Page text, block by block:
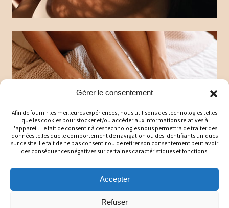
Gérer le consentement
Afin de fournir les meilleures expériences, nous utilisons des technologies telles
que les cookies pour stocker et/ou accéder aux informations relatives à
l'appareil. Le fait de consentir à ces technologies nous permettra de traiter des
données telles que le comportement de navigation ou des identifiants uniques
sur ce site. Le fait de ne pas consentir ou de retirer son consentement peut avoir
des conséquences négatives sur certaines caractéristiques et fonctions.
Accepter
Refuser
CORPS